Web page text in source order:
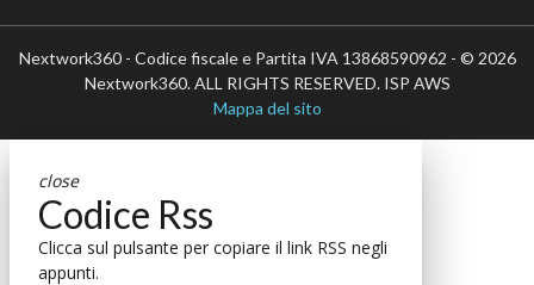
Nextwork360 - Codice fiscale e Partita IVA 13868590962 - © 2026
Nextwork360. ALL RIGHTS RESERVED. ISP AWS
Mappa del sito
close
Codice Rss
Clicca sul pulsante per copiare il link RSS negli
appunti.